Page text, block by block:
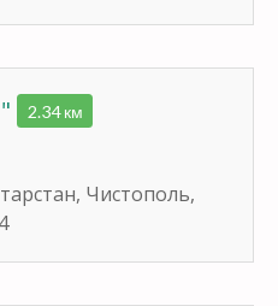
2.34 км
Чистополь,